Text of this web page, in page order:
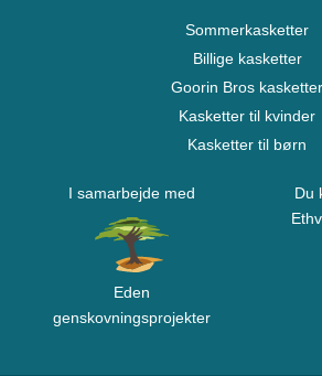
Sommerkasketter
Billige kasketter
Goorin Bros kasketter
Kasketter til kvinder
Kasketter til børn
I samarbejde med
Eden
genskovningsprojekter
Du